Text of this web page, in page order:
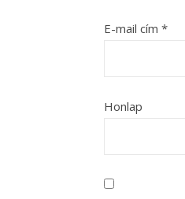
E-mail cím *
Honlap